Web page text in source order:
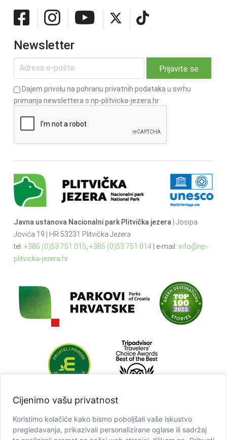
Cijenimo vašu privatnost
Koristimo kolačiće kako bismo poboljšali vaše iskustvo
pregledavanja, prikazivali personalizirane oglase ili sadržaj
Newsletter
Dajem privolu na pohranu privatnih podataka u svrhu
primanja newslettera s np-plitvicka-jezera.hr
Javna ustanova Nacionalni park Plitvička jezera| Josipa
Jovića 19 | HR 53231 Plitvička Jezera
tel: +385 (0)53 751 015, +385 (0)53 751 014| e-mail: info@np-
plitvicka-jezera.hr